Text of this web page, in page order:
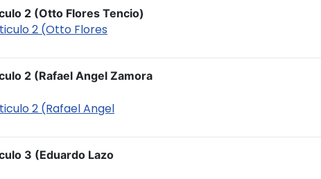
2 (Otto Flores Tencio)
2 (Otto Flores
2 (Rafael Angel Zamora
2 (Rafael Angel
3 (Eduardo Lazo